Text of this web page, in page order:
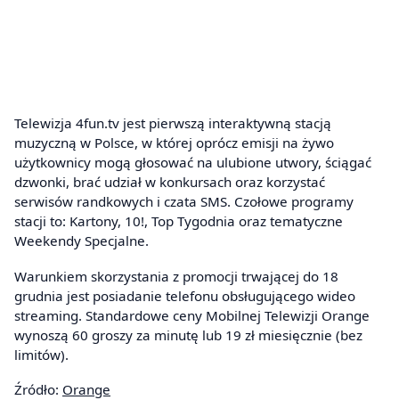
Telewizja 4fun.tv jest pierwszą interaktywną stacją
muzyczną w Polsce, w której oprócz emisji na żywo
użytkownicy mogą głosować na ulubione utwory, ściągać
dzwonki, brać udział w konkursach oraz korzystać
serwisów randkowych i czata SMS. Czołowe programy
stacji to: Kartony, 10!, Top Tygodnia oraz tematyczne
Weekendy Specjalne.
Warunkiem skorzystania z promocji trwającej do 18
grudnia jest posiadanie telefonu obsługującego wideo
streaming. Standardowe ceny Mobilnej Telewizji Orange
wynoszą 60 groszy za minutę lub 19 zł miesięcznie (bez
limitów).
Źródło: Orange